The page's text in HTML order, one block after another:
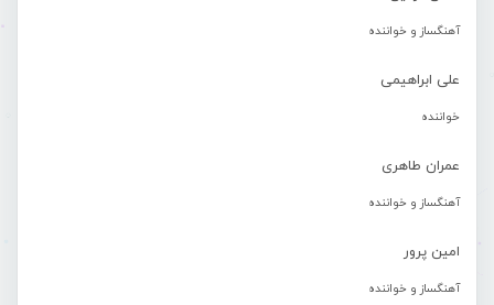
آهنگساز و خواننده
علی ابراهیمی
خواننده
عمران طاهری
آهنگساز و خواننده
امین پرور
آهنگساز و خواننده